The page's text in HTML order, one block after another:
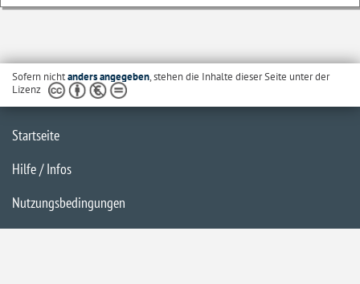
Sofern nichtanders angegeben, stehen die Inhalte dieser Seite unter der
Lizenz
Startseite
Hilfe / Infos
Nutzungsbedingungen